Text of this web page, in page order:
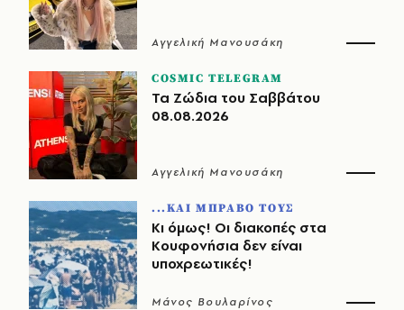
Αγγελική Μανουσάκη
COSMIC TELEGRAM
Τα Ζώδια του Σαββάτου
08.08.2026
Αγγελική Μανουσάκη
...ΚΑΙ ΜΠΡΑΒΟ ΤΟΥΣ
Κι όμως! Οι διακοπές στα
Κουφονήσια δεν είναι
υποχρεωτικές!
Μάνος Βουλαρίνος